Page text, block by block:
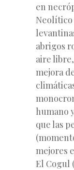
en
Neolítico
abrigos
aire
mejora
humano
que las
mejores
El Cogul